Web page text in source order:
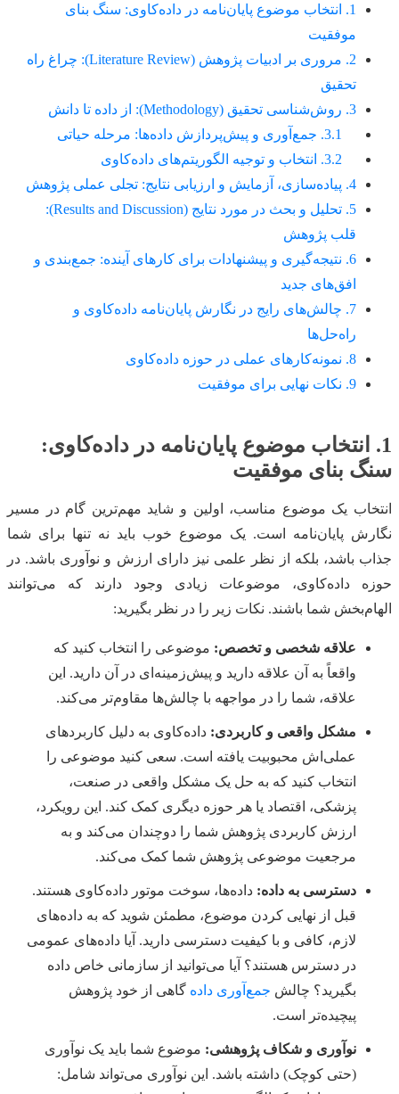
1. انتخاب موضوع پایان‌نامه در داده‌کاوی: سنگ بنای
موفقیت
2. مروری بر ادبیات پژوهش (Literature Review): چراغ راه
تحقیق
3. روش‌شناسی تحقیق (Methodology): از داده تا دانش
4. پیاده‌سازی، آزمایش و ارزیابی نتایج: تجلی عملی پژوهش
5. تحلیل و بحث در مورد نتایج (Results and Discussion):
قلب پژوهش
6. نتیجه‌گیری و پیشنهادات برای کارهای آینده: جمع‌بندی و
افق‌های جدید
7. چالش‌های رایج در نگارش پایان‌نامه داده‌کاوی و
راه‌حل‌ها
8. نمونه‌کارهای عملی در حوزه داده‌کاوی
9. نکات نهایی برای موفقیت
1. انتخاب موضوع پایان‌نامه در داده‌کاوی:
سنگ بنای موفقیت
انتخاب یک موضوع مناسب، اولین و شاید مهم‌ترین گام در مسیر
نگارش پایان‌نامه است. یک موضوع خوب باید نه تنها برای شما
جذاب باشد، بلکه از نظر علمی نیز دارای ارزش و نوآوری باشد. در
حوزه داده‌کاوی، موضوعات زیادی وجود دارند که می‌توانند
الهام‌بخش شما باشند. نکات زیر را در نظر بگیرید:
علاقه شخصی و تخصص: موضوعی را انتخاب کنید که
واقعاً به آن علاقه دارید و پیش‌زمینه‌ای در آن دارید. این
علاقه، شما را در مواجهه با چالش‌ها مقاوم‌تر می‌کند.
مشکل واقعی و کاربردی: داده‌کاوی به دلیل کاربردهای
عملی‌اش محبوبیت یافته است. سعی کنید موضوعی را
انتخاب کنید که به حل یک مشکل واقعی در صنعت،
پزشکی، اقتصاد یا هر حوزه دیگری کمک کند. این رویکرد،
ارزش کاربردی پژوهش شما را دوچندان می‌کند و به
مرجعیت موضوعی پژوهش شما کمک می‌کند.
دسترسی به داده: داده‌ها، سوخت موتور داده‌کاوی هستند.
قبل از نهایی کردن موضوع، مطمئن شوید که به داده‌های
لازم، کافی و با کیفیت دسترسی دارید. آیا داده‌های عمومی
در دسترس هستند؟ آیا می‌توانید از سازمانی خاص داده
بگیرید؟ چالش جمع‌آوری داده گاهی از خود پژوهش
پیچیده‌تر است.
نوآوری و شکاف پژوهشی: موضوع شما باید یک نوآوری
(حتی کوچک) داشته باشد. این نوآوری می‌تواند شامل: